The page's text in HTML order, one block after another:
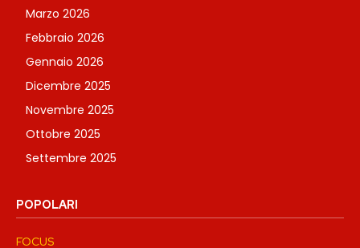
Marzo 2026
Febbraio 2026
Gennaio 2026
Dicembre 2025
Novembre 2025
Ottobre 2025
Settembre 2025
POPOLARI
FOCUS